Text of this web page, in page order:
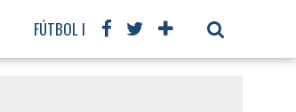
FÚTBOL INTERNACIONAL